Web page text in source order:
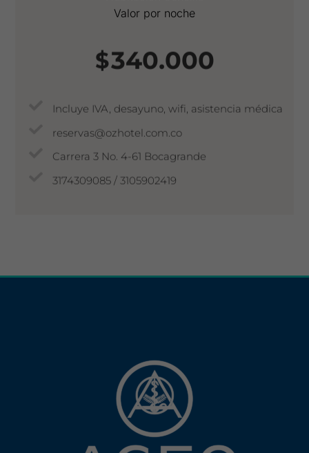
Valor por noche
$340.000
Incluye IVA, desayuno, wifi, asistencia médica
reservas@ozhotel.com.co
Carrera 3 No. 4-61 Bocagrande
3174309085 / 3105902419